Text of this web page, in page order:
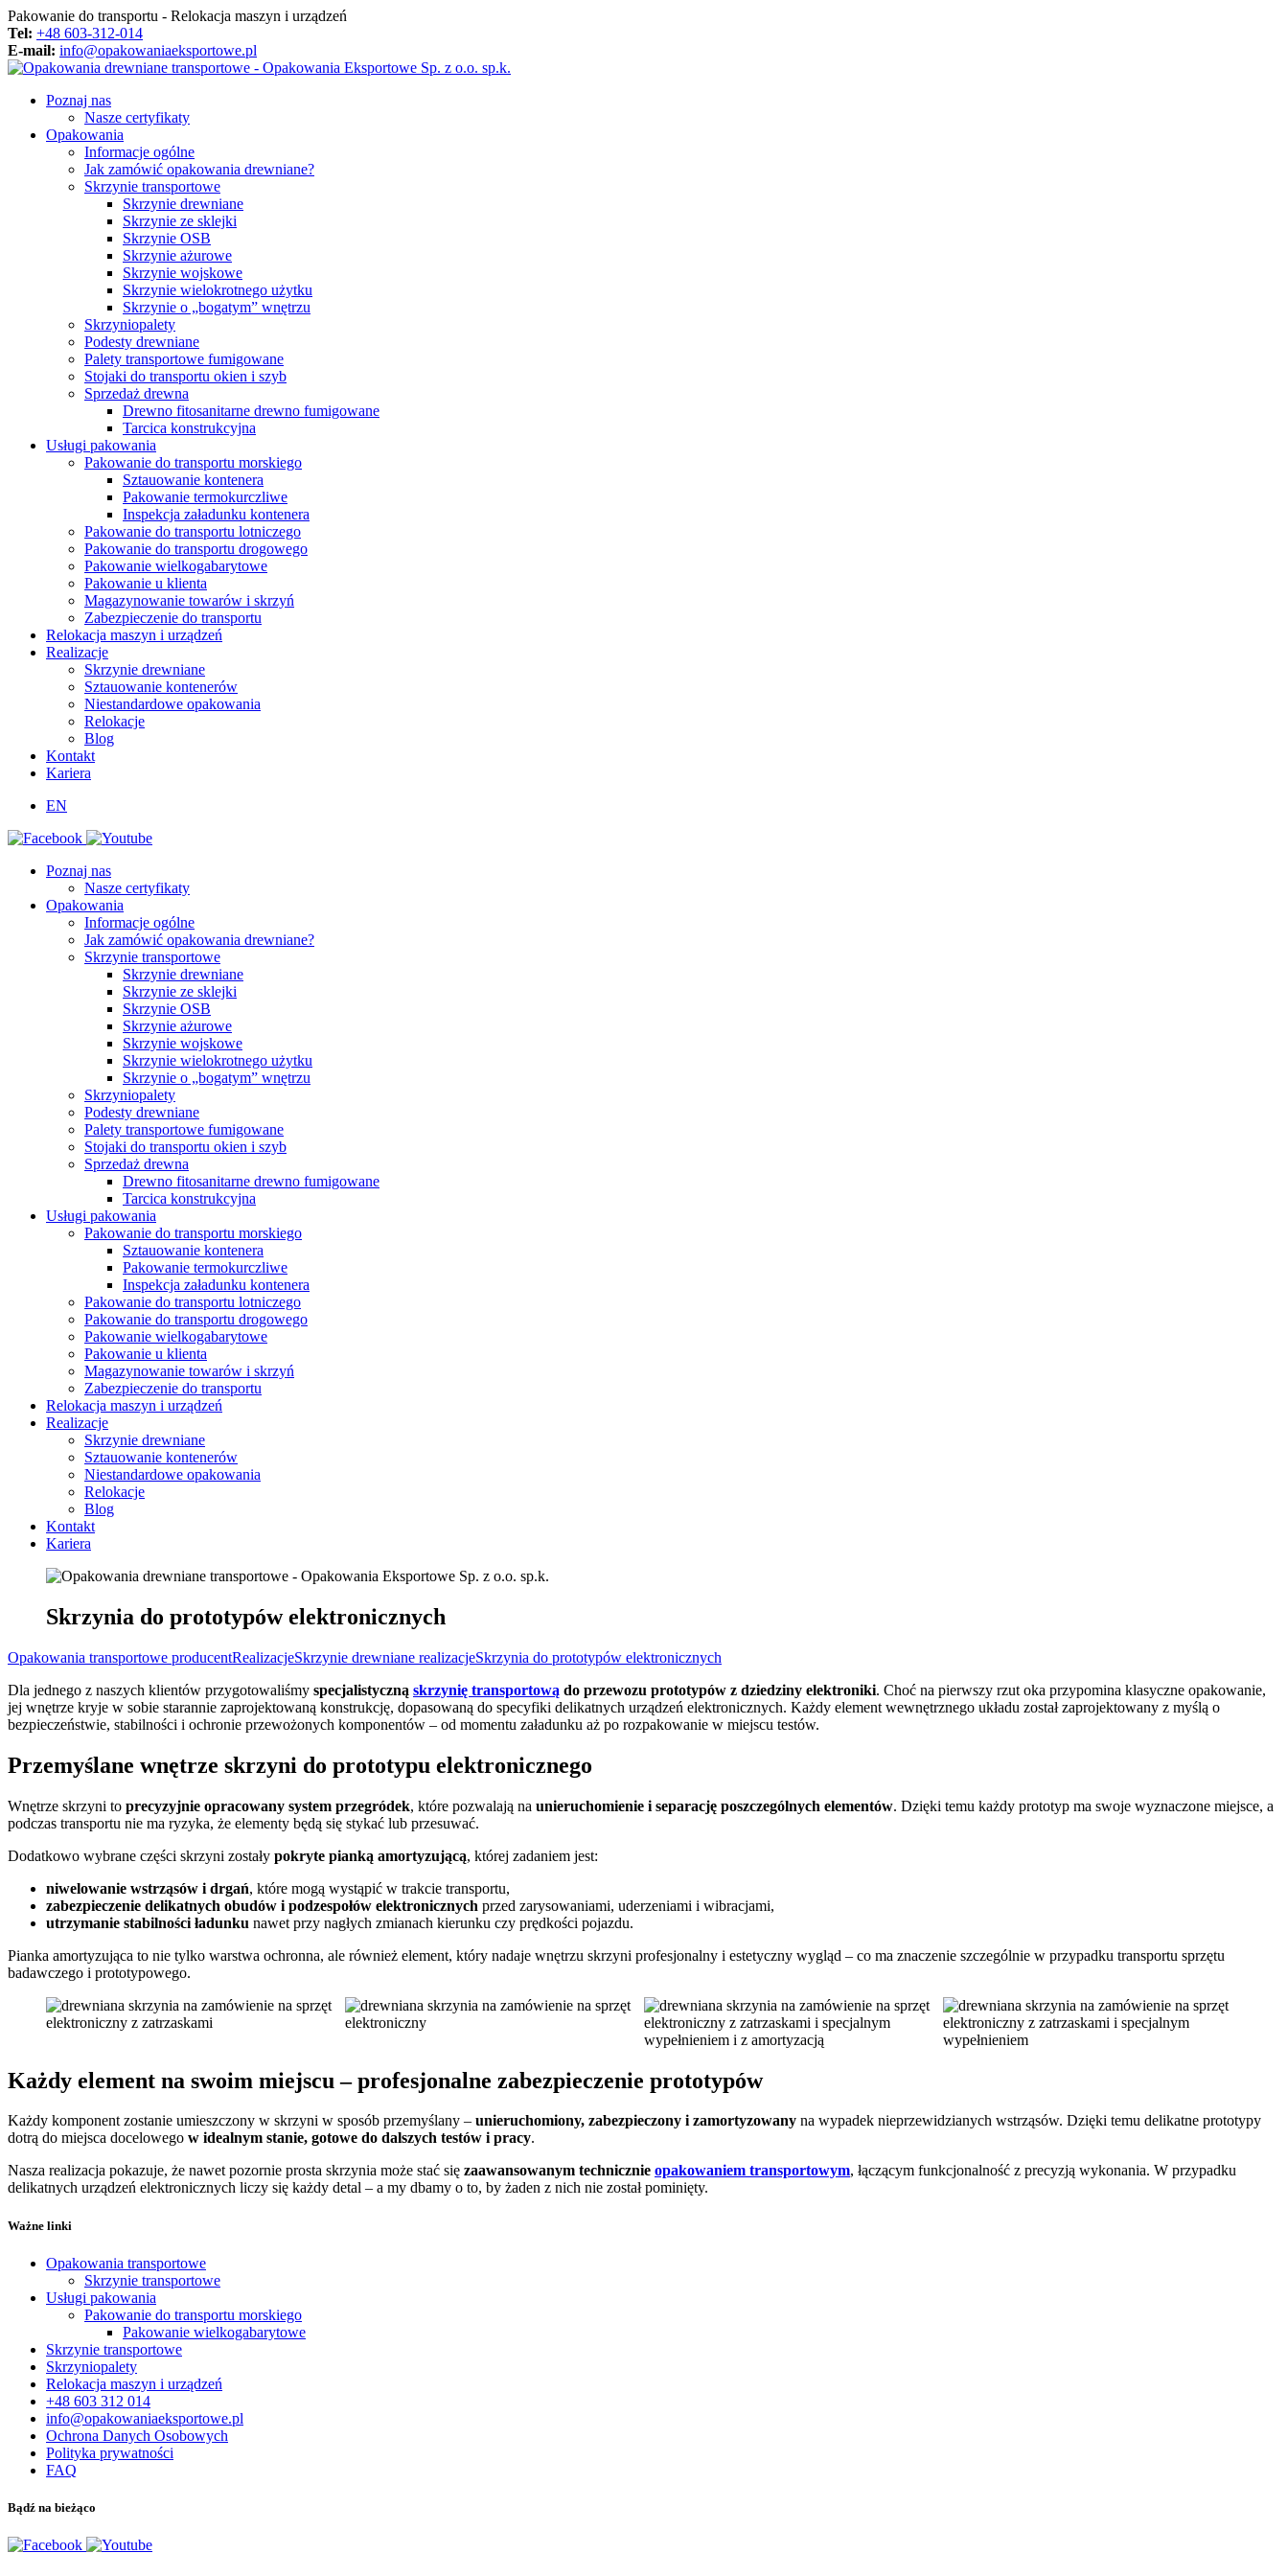
Pakowanie do transportu - Relokacja maszyn i urządzeń
Tel: +48 603-312-014
E-mail: info@opakowaniaeksportowe.pl
Poznaj nas
Nasze certyfikaty
Opakowania
Informacje ogólne
Jak zamówić opakowania drewniane?
Skrzynie transportowe
Skrzynie drewniane
Skrzynie ze sklejki
Skrzynie OSB
Skrzynie ażurowe
Skrzynie wojskowe
Skrzynie wielokrotnego użytku
Skrzynie o „bogatym” wnętrzu
Skrzyniopalety
Podesty drewniane
Palety transportowe fumigowane
Stojaki do transportu okien i szyb
Sprzedaż drewna
Drewno fitosanitarne drewno fumigowane
Tarcica konstrukcyjna
Usługi pakowania
Pakowanie do transportu morskiego
Sztauowanie kontenera
Pakowanie termokurczliwe
Inspekcja załadunku kontenera
Pakowanie do transportu lotniczego
Pakowanie do transportu drogowego
Pakowanie wielkogabarytowe
Pakowanie u klienta
Magazynowanie towarów i skrzyń
Zabezpieczenie do transportu
Relokacja maszyn i urządzeń
Realizacje
Skrzynie drewniane
Sztauowanie kontenerów
Niestandardowe opakowania
Relokacje
Blog
Kontakt
Kariera
EN
Poznaj nas
Nasze certyfikaty
Opakowania
Informacje ogólne
Jak zamówić opakowania drewniane?
Skrzynie transportowe
Skrzynie drewniane
Skrzynie ze sklejki
Skrzynie OSB
Skrzynie ażurowe
Skrzynie wojskowe
Skrzynie wielokrotnego użytku
Skrzynie o „bogatym” wnętrzu
Skrzyniopalety
Podesty drewniane
Palety transportowe fumigowane
Stojaki do transportu okien i szyb
Sprzedaż drewna
Drewno fitosanitarne drewno fumigowane
Tarcica konstrukcyjna
Usługi pakowania
Pakowanie do transportu morskiego
Sztauowanie kontenera
Pakowanie termokurczliwe
Inspekcja załadunku kontenera
Pakowanie do transportu lotniczego
Pakowanie do transportu drogowego
Pakowanie wielkogabarytowe
Pakowanie u klienta
Magazynowanie towarów i skrzyń
Zabezpieczenie do transportu
Relokacja maszyn i urządzeń
Realizacje
Skrzynie drewniane
Sztauowanie kontenerów
Niestandardowe opakowania
Relokacje
Blog
Kontakt
Kariera
Skrzynia do prototypów elektronicznych
Opakowania transportowe producentRealizacjeSkrzynie drewniane realizacjeSkrzynia do prototypów elektronicznych
Dla jednego z naszych klientów przygotowaliśmy specjalistyczną skrzynię transportową do przewozu prototypów z dziedziny elektroniki. Choć na pierwszy rzut oka przypomina klasyczne opakowanie,
jej wnętrze kryje w sobie starannie zaprojektowaną konstrukcję, dopasowaną do specyfiki delikatnych urządzeń elektronicznych. Każdy element wewnętrznego układu został zaprojektowany z myślą o
bezpieczeństwie, stabilności i ochronie przewożonych komponentów – od momentu załadunku aż po rozpakowanie w miejscu testów.
Przemyślane wnętrze skrzyni do prototypu elektronicznego
Wnętrze skrzyni to precyzyjnie opracowany system przegródek, które pozwalają na unieruchomienie i separację poszczególnych elementów. Dzięki temu każdy prototyp ma swoje wyznaczone miejsce, a
podczas transportu nie ma ryzyka, że elementy będą się stykać lub przesuwać.
Dodatkowo wybrane części skrzyni zostały pokryte pianką amortyzującą, której zadaniem jest:
niwelowanie wstrząsów i drgań, które mogą wystąpić w trakcie transportu,
zabezpieczenie delikatnych obudów i podzespołów elektronicznych przed zarysowaniami, uderzeniami i wibracjami,
utrzymanie stabilności ładunku nawet przy nagłych zmianach kierunku czy prędkości pojazdu.
Pianka amortyzująca to nie tylko warstwa ochronna, ale również element, który nadaje wnętrzu skrzyni profesjonalny i estetyczny wygląd – co ma znaczenie szczególnie w przypadku transportu sprzętu
badawczego i prototypowego.
Każdy element na swoim miejscu – profesjonalne zabezpieczenie prototypów
Każdy komponent zostanie umieszczony w skrzyni w sposób przemyślany – unieruchomiony, zabezpieczony i zamortyzowany na wypadek nieprzewidzianych wstrząsów. Dzięki temu delikatne prototypy
dotrą do miejsca docelowego w idealnym stanie, gotowe do dalszych testów i pracy.
Nasza realizacja pokazuje, że nawet pozornie prosta skrzynia może stać się zaawansowanym technicznie opakowaniem transportowym, łączącym funkcjonalność z precyzją wykonania. W przypadku
delikatnych urządzeń elektronicznych liczy się każdy detal – a my dbamy o to, by żaden z nich nie został pominięty.
Ważne linki
Opakowania transportowe
Skrzynie transportowe
Usługi pakowania
Pakowanie do transportu morskiego
Pakowanie wielkogabarytowe
Skrzynie transportowe
Skrzyniopalety
Relokacja maszyn i urządzeń
+48 603 312 014
info@opakowaniaeksportowe.pl
Ochrona Danych Osobowych
Polityka prywatności
FAQ
Bądź na bieżąco